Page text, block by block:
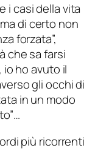
i casi della vita
di certo non
forzata”,
che sa farsi
io ho avuto il
gli occhi di
in un modo
più ricorrenti